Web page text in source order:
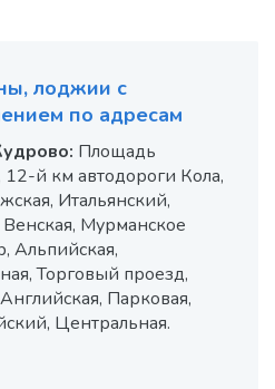
лоджии с
по адресам
Площадь
й км автодороги Кола,
Итальянский,
Мурманское
Альпийская,
Торговый проезд,
Парковая,
Центральная.